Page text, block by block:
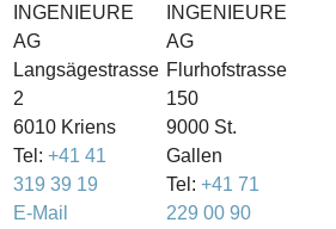
INGENIEURE
AG
Langsägestrasse
2
6010 Kriens
Tel:+41 41
319 39 19
E-Mail
INGENIEURE
AG
Flurhofstrasse
150
9000 St.
Gallen
Tel:+41 71
229 00 90